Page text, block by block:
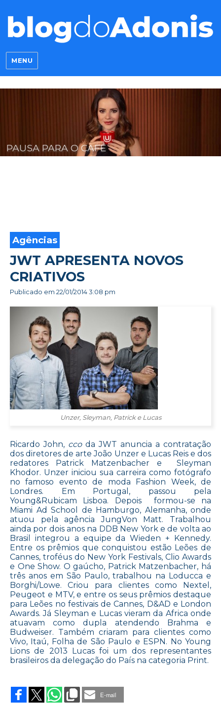
Blog do Adonis
MENU
CHEGUEI!
Agências
JWT APRESENTA NOVOS
CRIATIVOS
Publicado em 22/01/2014 3:08 pm
Unzer, Sleyman, Patrick e Lucas
Ricardo John, cco da JWT anuncia a contratação
dos diretores de arte João Unzer e Lucas Reis e dos
redatores Patrick Matzenbacher e Sleyman
Khodor. Unzer iniciou sua carreira como fotógrafo
no famoso evento de moda Fashion Week, de
Londres. Em Portugal, passou pela
Young&Rubicam Lisboa. Depois formou-se na
Miami Ad School de Hamburgo, Alemanha, onde
atuou pela agência JungVon Matt. Trabalhou
ainda por dois anos na DDB New York e de volta ao
Brasil integrou a equipe da Wieden + Kennedy.
Entre os prêmios que conquistou estão Leões de
Cannes, troféus do New York Festivals, Clio Awards
e One Show. O gaúcho, Patrick Matzenbacher, há
três anos em São Paulo, trabalhou na Loducca e
Borghi/Lowe. Criou para clientes como Nextel,
Peugeot e MTV, e entre os seus prêmios destaque
para Leões no festivais de Cannes, D&AD e London
Awards. Já Sleyman e Lucas vieram da Africa onde
atuavam como dupla atendendo Brahma e
Budweiser. Também criaram para clientes como
Vivo, Itaú, Folha de São Paulo e ESPN. No Young
Lions de 2013 Lucas foi um dos representantes
brasileiros da delegação do País na categoria Print.
APRESENTA
NOVOS
E-mail